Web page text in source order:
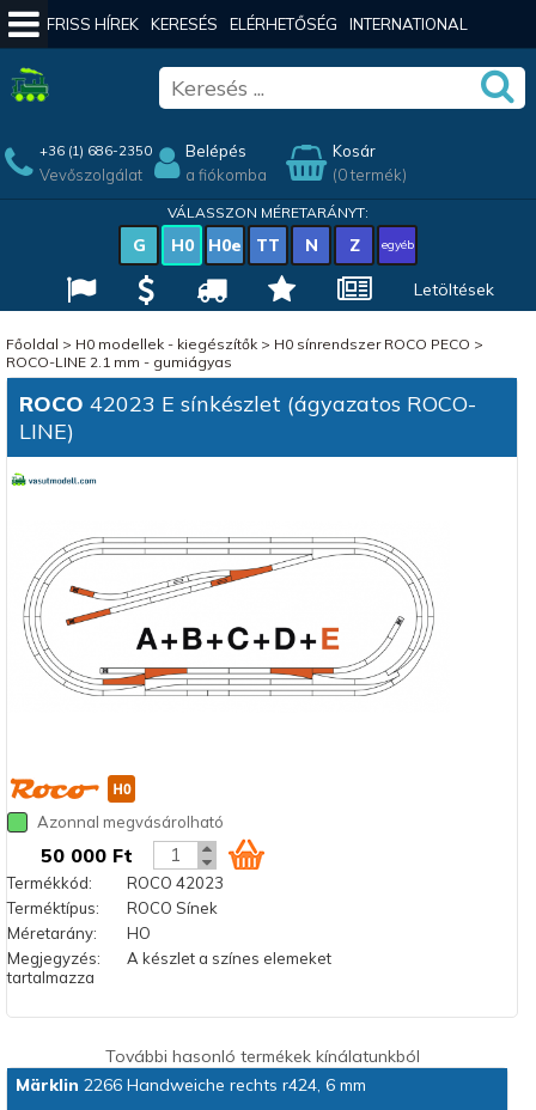
FRISS HÍREK KERESÉS ELÉRHETŐSÉG INTERNATIONAL
+36 (1) 686-2350
Vevőszolgálat
Belépés
a fiókomba
Kosár
(0 termék)
VÁLASSZON MÉRETARÁNYT:
G H0 H0e TT N Z egyéb
Letöltések
Főoldal > H0 modellek - kiegészítők> H0 sínrendszer ROCO PECO >
ROCO-LINE 2.1 mm - gumiágyas
ROCO 42023 E sínkészlet (ágyazatos ROCO-
LINE)
Azonnal megvásárolható
50 000 Ft
Termékkód:
ROCO 42023
Terméktípus:
ROCO Sínek
Méretarány:
HO
Megjegyzés:
A készlet a színes elemeket
tartalmazza
További hasonló termékek kínálatunkból
Märklin 2266 Handweiche rechts r424, 6 mm